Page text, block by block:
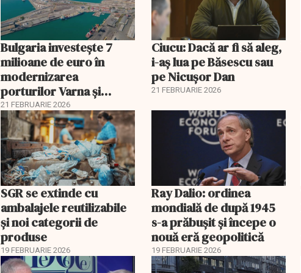
Bulgaria investește 7
milioane de euro în
modernizarea
porturilor Varna și
Burgas
21 FEBRUARIE 2026
Ciucu: Dacă ar fi să aleg,
i-aș lua pe Băsescu sau
pe Nicușor Dan
21 FEBRUARIE 2026
SGR se extinde cu
ambalajele reutilizabile
și noi categorii de
produse
19 FEBRUARIE 2026
Ray Dalio: ordinea
mondială de după 1945
s-a prăbușit și începe o
nouă eră geopolitică
19 FEBRUARIE 2026
EXCLUSIV